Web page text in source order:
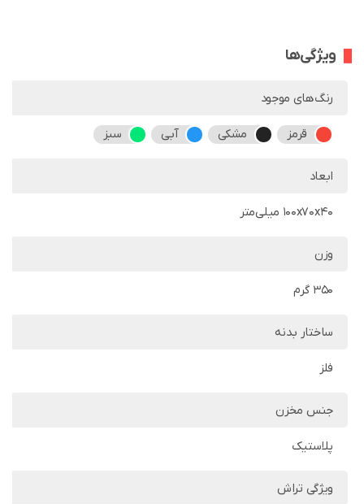
ویژگی‌ها
رنگ‌های موجود
قرمز مشکی آبی سبز
ابعاد
100x70x40 میلی‌متر
وزن
350 گرم
ساختار بدنه
فلز
جنس مخزن
پلاستیک
ویژگی تراش